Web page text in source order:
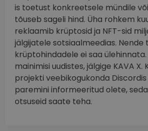
is toetust konkreetsele mündile
tõuseb sageli hind. Üha rohkem
reklaamib krüptosid ja NFT-sid
jälgijatele sotsiaalmeedias. Nende
krüptohindadele ei saa
mainimisi uudistes, jälgige KAVA X.
projekti veebikogukonda Discordis
paremini informeeritud olete,
otsuseid saate teha.